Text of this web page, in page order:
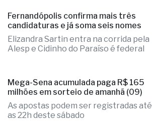
Fernandópolis confirma mais três
candidaturas e já soma seis nomes
Elizandra Sartin entra na corrida pela
Alesp e Cidinho do Paraíso é federal
Mega-Sena acumulada paga R$ 165
milhões em sorteio de amanhã (09)
As apostas podem ser registradas até
as 22h deste sábado